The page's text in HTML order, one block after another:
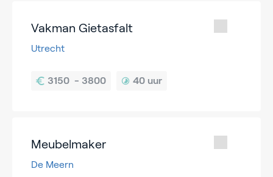
Vakman Gietasfalt
Utrecht
40 uur
Meubelmaker
De Meern